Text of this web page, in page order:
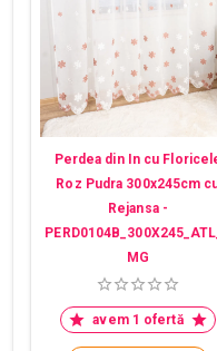
Perdea din In cu
Roz Pudra 300x245cm
Rejansa -
MG
avem 1 ofertă